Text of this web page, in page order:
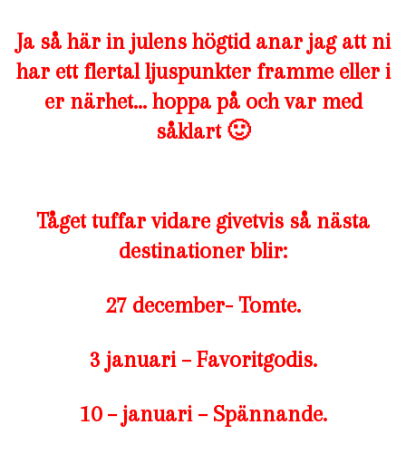
Ja så här in julens högtid anar jag att ni
har ett flertal ljuspunkter framme eller i
er närhet… hoppa på och var med
såklart 🙂
Tåget tuffar vidare givetvis så nästa
destinationer blir:
27 december- Tomte.
3 januari – Favoritgodis.
10 – januari – Spännande.